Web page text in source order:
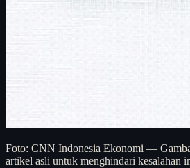
Foto: CNN Indonesia Ekonomi —
artikel asli untuk menghindari kesalahan